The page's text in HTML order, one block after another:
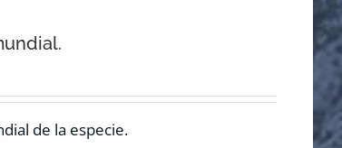
de la especie.